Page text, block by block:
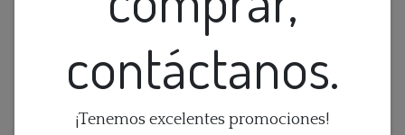
contáctanos.
¡Tenemos excelentes promociones!